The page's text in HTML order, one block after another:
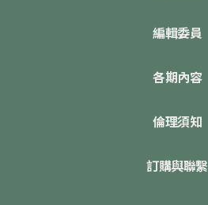
編輯委員
各期內容
倫理須知
訂購與聯繫